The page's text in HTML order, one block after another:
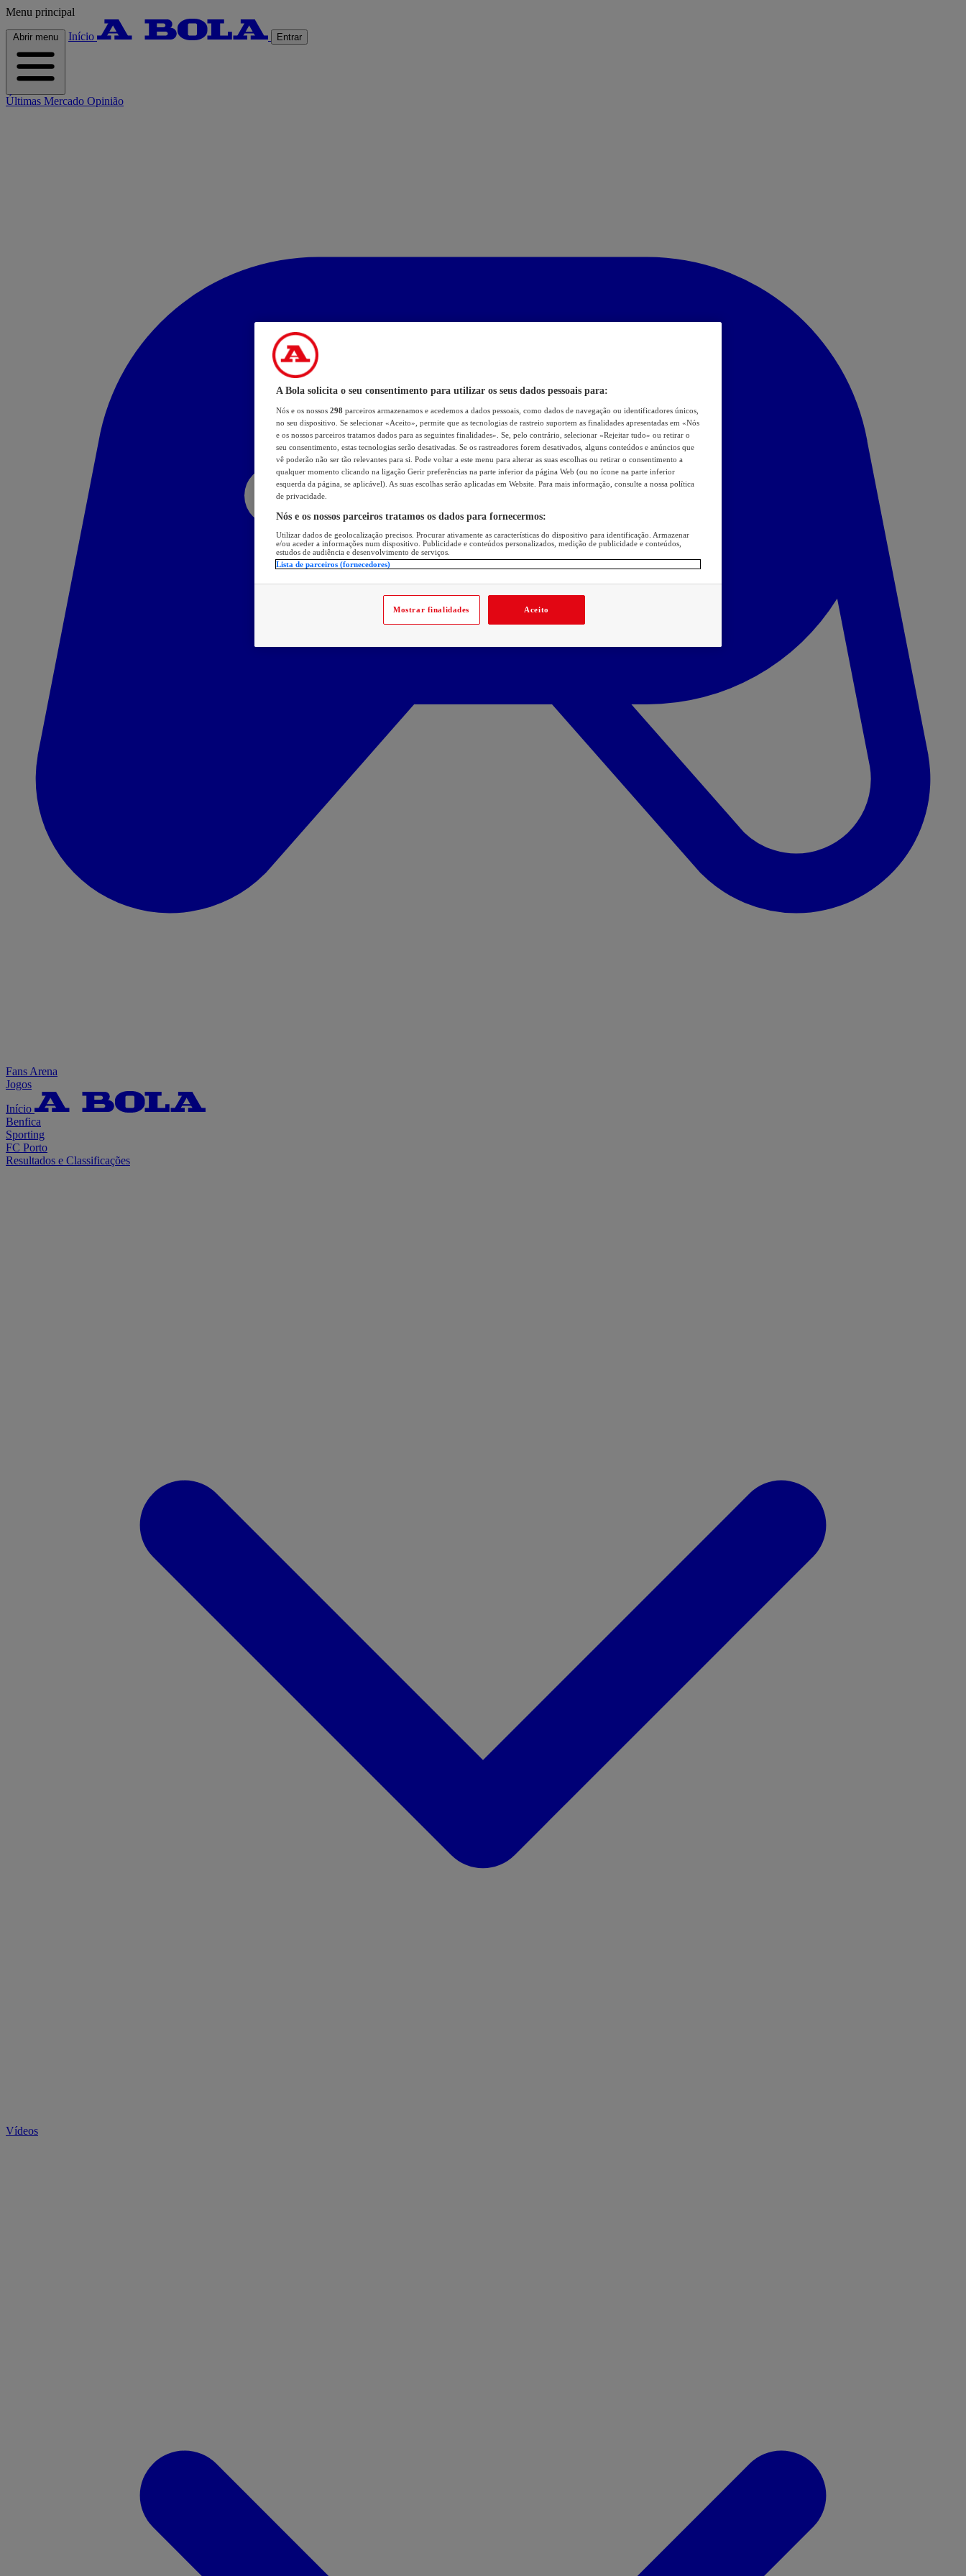
Menu principal
Abrir menu Início Entrar
Últimas Mercado Opinião
Fans Arena
Jogos
Início
Benfica
Sporting
FC Porto
Resultados e Classificações
Vídeos
A Bola solicita o seu consentimento para utilizar os seus dados pessoais para:
Nós e os nossos 298 parceiros armazenamos e acedemos a dados pessoais, como dados de navegação ou identificadores únicos,
no seu dispositivo. Se selecionar «Aceito», permite que as tecnologias de rastreio suportem as finalidades apresentadas em «Nós
e os nossos parceiros tratamos dados para as seguintes finalidades». Se, pelo contrário, selecionar «Rejeitar tudo» ou retirar o
seu consentimento, estas tecnologias serão desativadas. Se os rastreadores forem desativados, alguns conteúdos e anúncios que
vê poderão não ser tão relevantes para si. Pode voltar a este menu para alterar as suas escolhas ou retirar o consentimento a
qualquer momento clicando na ligação Gerir preferências na parte inferior da página Web (ou no ícone na parte inferior
esquerda da página, se aplicável). As suas escolhas serão aplicadas em Website. Para mais informação, consulte a nossa política
de privacidade.
Nós e os nossos parceiros tratamos os dados para fornecermos:
Utilizar dados de geolocalização precisos. Procurar ativamente as características do dispositivo para identificação. Armazenar
e/ou aceder a informações num dispositivo. Publicidade e conteúdos personalizados, medição de publicidade e conteúdos,
estudos de audiência e desenvolvimento de serviços.
Lista de parceiros (fornecedores)
Mostrar finalidades Aceito